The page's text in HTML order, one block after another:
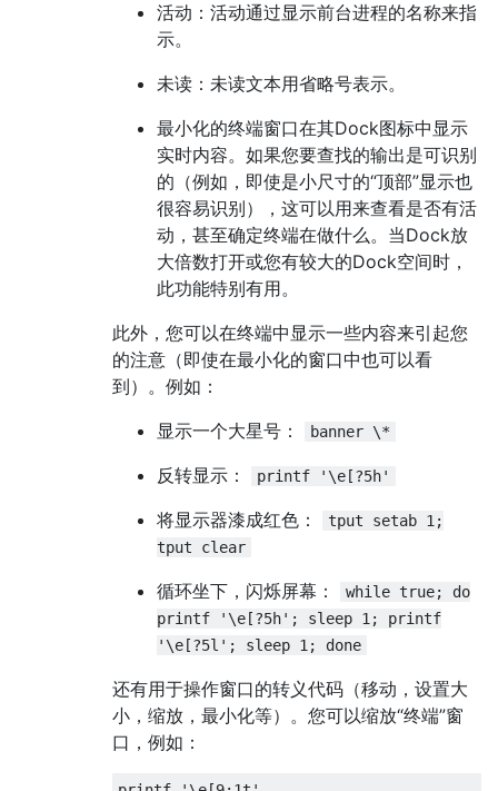
活动：活动通过显示前台进程的名称来指
示。
未读：未读文本用省略号表示。
最小化的终端窗口在其Dock图标中显示
实时内容。如果您要查找的输出是可识别
的（例如，即使是小尺寸的“顶部”显示也
很容易识别），这可以用来查看是否有活
动，甚至确定终端在做什么。当Dock放
大倍数打开或您有较大的Dock空间时，
此功能特别有用。
此外，您可以在终端中显示一些内容来引起您
的注意（即使在最小化的窗口中也可以看
到）。例如：
显示一个大星号：
banner \*
反转显示： printf '\e[?5h'
将显示器漆成红色：
tput setab 1;
tput clear
循环坐下，闪烁屏幕：
while true; do
printf '\e[?5h'; sleep 1; printf
'\e[?5l'; sleep 1; done
还有用于操作窗口的转义代码（移动，设置大
小，缩放，最小化等）。您可以缩放“终端”窗
口，例如：